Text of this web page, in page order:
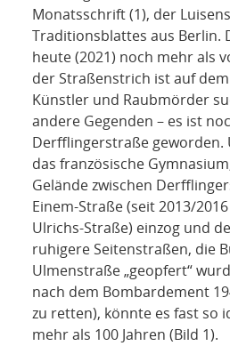
Monatsschrift (1), der
Traditionsblattes aus Berlin.
heute (2021) noch mehr als
der Straßenstrich ist auf
Künstler und Raubmörder
andere Gegenden – es ist
Derfflingerstraße geworden.
das französische
Gelände zwischen
Einem-Straße (seit 2013/
Ulrichs-Straße) einzog und
ruhigere Seitenstraßen, die
Ulmenstraße „geopfert“
nach dem Bombardement
zu retten), könnte es fast so
mehr als 100 Jahren (Bild 1).